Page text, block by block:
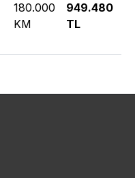
180.000
KM
949.480
TL